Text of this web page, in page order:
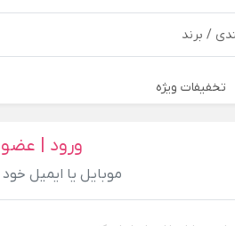
تخفیفات ویژه
ورود |
موبایل یا ایمیل خود